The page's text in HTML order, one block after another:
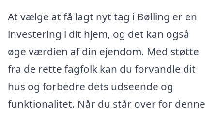
At vælge at få lagt nyt tag i Bølling er en
investering i dit hjem, og det kan også
øge værdien af din ejendom. Med støtte
fra de rette fagfolk kan du forvandle dit
hus og forbedre dets udseende og
funktionalitet. Når du står over for denne